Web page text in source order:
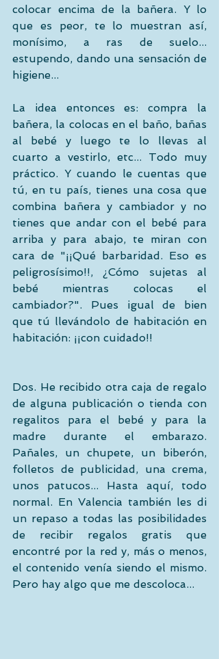
colocar encima de la bañera. Y lo
que es peor, te lo muestran así,
monísimo, a ras de suelo...
estupendo, dando una sensación de
higiene...
La idea entonces es: compra la
bañera, la colocas en el baño, bañas
al bebé y luego te lo llevas al
cuarto a vestirlo, etc... Todo muy
práctico. Y cuando le cuentas que
tú, en tu país, tienes una cosa que
combina bañera y cambiador y no
tienes que andar con el bebé para
arriba y para abajo, te miran con
cara de "¡¡Qué barbaridad. Eso es
peligrosísimo!!, ¿Cómo sujetas al
bebé mientras colocas el
cambiador?". Pues igual de bien
que tú llevándolo de habitación en
habitación: ¡¡con cuidado!!
Dos. He recibido otra caja de regalo
de alguna publicación o tienda con
regalitos para el bebé y para la
madre durante el embarazo.
Pañales, un chupete, un biberón,
folletos de publicidad, una crema,
unos patucos... Hasta aquí, todo
normal. En Valencia también les di
un repaso a todas las posibilidades
de recibir regalos gratis que
encontré por la red y, más o menos,
el contenido venía siendo el mismo.
Pero hay algo que me descoloca...